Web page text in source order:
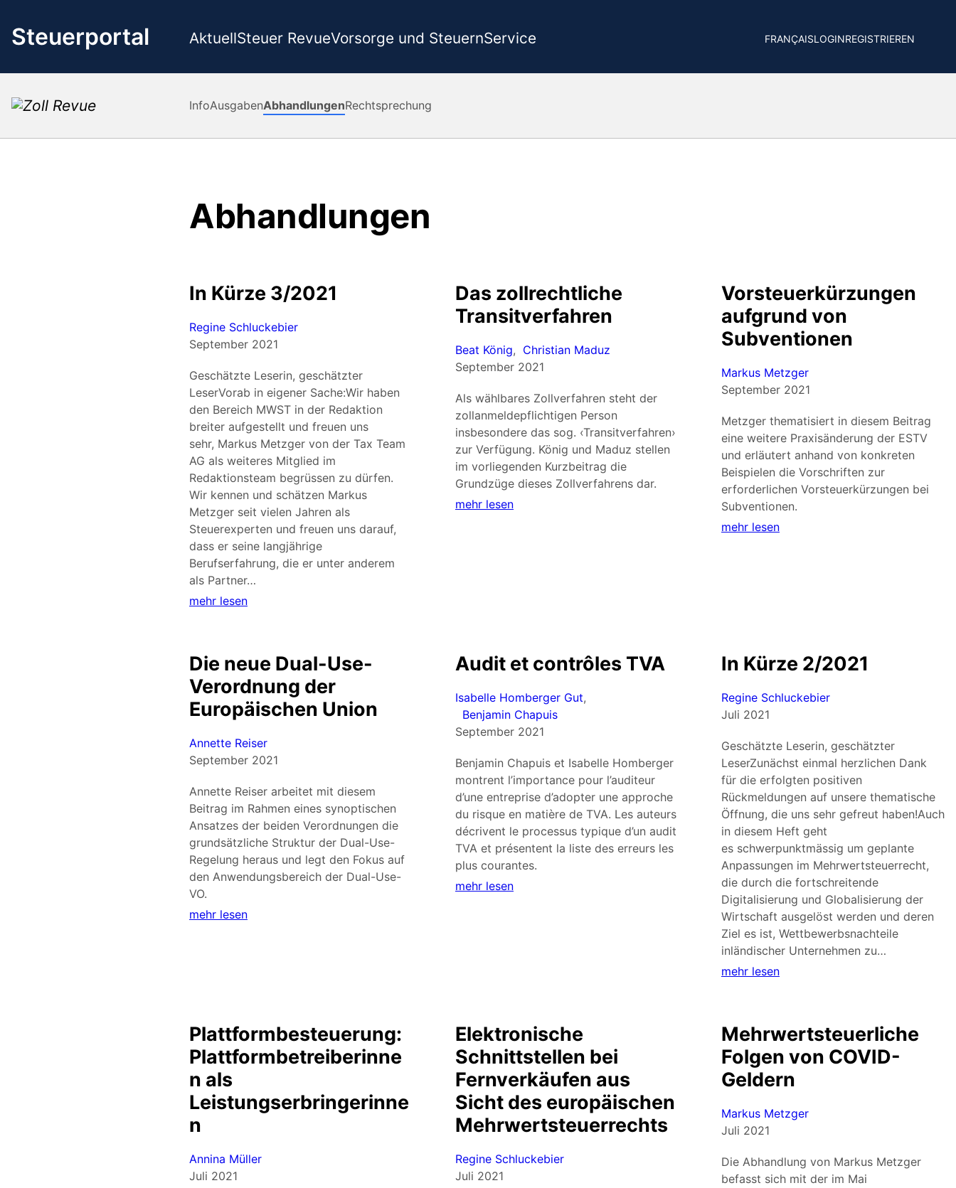
Inhalt
springen
Steuerportal AktuellSteuer RevueVorsorge und SteuernService FRANÇAISLOGINREGISTRIEREN
InfoAusgabenAbhandlungenRechtsprechung
Abhandlungen
In Kürze 3/2021
Regine Schluckebier
September 2021
Geschätzte Leserin, geschätzter
LeserVorab in eigener Sache:Wir haben
den Bereich MWST in der Redaktion
breiter aufgestellt und freuen uns
sehr, Markus Metzger von der Tax Team
AG als weiteres Mitglied im
Redaktionsteam begrüssen zu dürfen.
Wir kennen und schätzen Markus
Metzger seit vielen Jahren als
Steuerexperten und freuen uns darauf,
dass er seine langjährige
Berufserfahrung, die er unter anderem
als Partner…
mehr lesen
Das zollrechtliche
Transitverfahren
Beat König, Christian Maduz
September 2021
Als wählbares Zollverfahren steht der
zollanmeldepflichtigen Person
insbesondere das sog. ‹Transitverfahren›
zur Verfügung. König und Maduz stellen
im vorliegenden Kurzbeitrag die
Grundzüge dieses Zollverfahrens dar.
mehr lesen
Vorsteuerkürzungen
aufgrund von
Subventionen
Markus Metzger
September 2021
Metzger thematisiert in diesem Beitrag
eine weitere Praxisänderung der ESTV
und erläutert anhand von konkreten
Beispielen die Vorschriften zur
erforderlichen Vorsteuerkürzungen bei
Subventionen.
mehr lesen
Die neue Dual-Use-
Verordnung der
Europäischen Union
Annette Reiser
September 2021
Annette Reiser arbeitet mit diesem
Beitrag im Rahmen eines synoptischen
Ansatzes der beiden Verordnungen die
grundsätzliche Struktur der Dual-Use-
Regelung heraus und legt den Fokus auf
den Anwendungsbereich der Dual-Use-
VO.
mehr lesen
Audit et contrôles TVA
Isabelle Homberger Gut,
Benjamin Chapuis
September 2021
Benjamin Chapuis et Isabelle Homberger
montrent l’importance pour l’auditeur
d’une entreprise d’adopter une approche
du risque en matière de TVA. Les auteurs
décrivent le processus typique d’un audit
TVA et présentent la liste des erreurs les
plus courantes.
mehr lesen
In Kürze 2/2021
Regine Schluckebier
Juli 2021
Geschätzte Leserin, geschätzter
LeserZunächst einmal herzlichen Dank
für die erfolgten positiven
Rückmeldungen auf unsere thematische
Öffnung, die uns sehr gefreut haben!Auch
in diesem Heft geht
es schwerpunktmässig um geplante
Anpassungen im Mehrwertsteuerrecht,
die durch die fortschreitende
Digitalisierung und Globalisierung der
Wirtschaft ausgelöst werden und deren
Ziel es ist, Wettbewerbsnachteile
inländischer Unternehmen zu…
mehr lesen
Plattformbesteuerung:
Plattformbetreiberinne
n als
Leistungserbringerinne
n
Annina Müller
Juli 2021
Elektronische
Schnittstellen bei
Fernverkäufen aus
Sicht des europäischen
Mehrwertsteuerrechts
Regine Schluckebier
Juli 2021
Mehrwertsteuerliche
Folgen von COVID-
Geldern
Markus Metzger
Juli 2021
Die Abhandlung von Markus Metzger
befasst sich mit der im Mai